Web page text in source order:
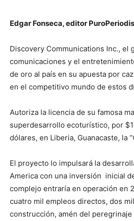
Edgar Fonseca, editor
Discovery Communications Inc., el
comunicaciones y el
de oro al país en su apuesta por
en el competitivo mundo de estos
Autoriza la licencia de su famosa
superdesarrollo ecoturístico, por
dólares, en Liberia, Guanacaste, la
El proyecto lo impulsará la
America con una inversión inicial
complejo entraría en operación en
cuatro mil empleos directos, dos
construcción, amén del